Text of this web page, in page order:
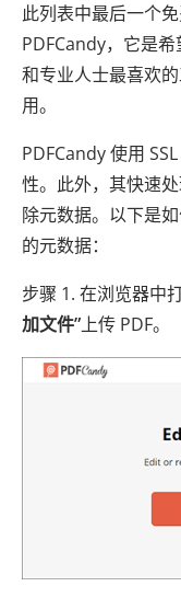
此列表中最后一个
PDFCandy，它是
和专业人士最喜欢
用。
PDFCandy 使用
性。此外，其快速
除元数据。以下是
的元数据：
步骤 1. 在浏览器中
加文件”上传 PDF。